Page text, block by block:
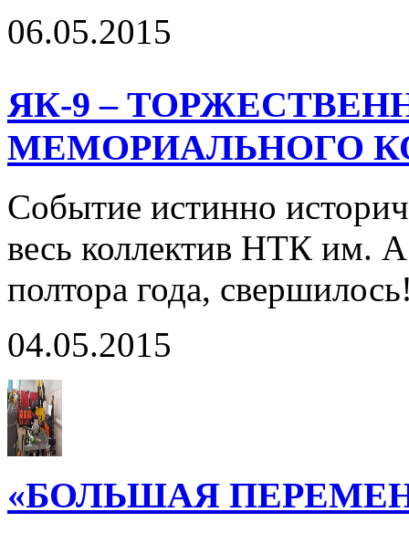
06.05.2015
ЯК-9 –
МЕМОРИАЛЬНОГО
Событие истинно
весь коллектив НТК им.
полтора года,
04.05.2015
«БОЛЬШАЯ